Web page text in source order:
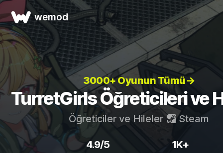
wemod
3000+ Oyunun Tümü→
TurretGirls Öğreticileri ve
Öğreticiler ve Hileler Steam
4.9/5 1K+